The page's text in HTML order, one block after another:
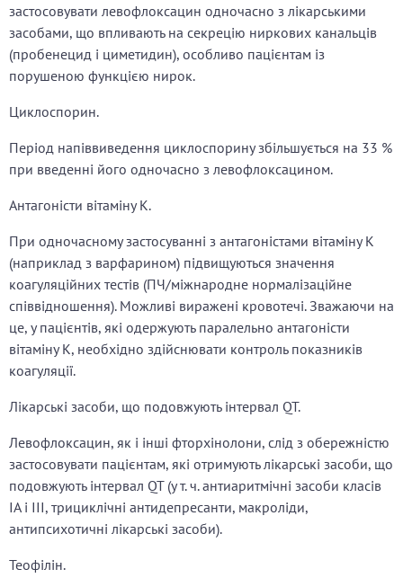
застосовувати левофлоксацин одночасно з лікарськими
засобами, що впливають на секрецію ниркових канальців
(пробенецид і циметидин), особливо пацієнтам із
порушеною функцією нирок.
Циклоспорин.
Період напіввиведення циклоспорину збільшується на 33 %
при введенні його одночасно з левофлоксацином.
Антагоністи вітаміну К.
При одночасному застосуванні з антагоністами вітаміну К
(наприклад з варфарином) підвищуються значення
коагуляційних тестів (ПЧ/міжнародне нормалізаційне
співвідношення). Можливі виражені кровотечі. Зважаючи на
це, у пацієнтів, які одержують паралельно антагоністи
вітаміну К, необхідно здійснювати контроль показників
коагуляції.
Лікарські засоби, що подовжують інтервал QT.
Левофлоксацин, як і інші фторхінолони, слід з обережністю
застосовувати пацієнтам, які отримують лікарські засоби, що
подовжують інтервал QT (у т. ч. антиаритмічні засоби класів
ІА і ІІІ, трициклічні антидепресанти, макроліди,
антипсихотичні лікарські засоби).
Теофілін.